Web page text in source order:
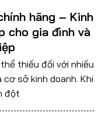
hãng – Kinh
cho gia đình và
thiếu đối với nhiều
sở kinh doanh. Khi
đột